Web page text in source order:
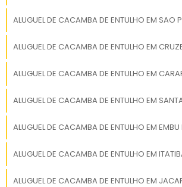
ambientais. Isso inclui a
para centros de reciclagem
destinação correta é
tem um impacto positivo
ALUGUEL DE CACAMBA DE ENTULHO EM SAO
ALUGUEL DE CACAMBA DE ENTULHO EM
ALUGUEL DE CACAMBA DE ENTULHO EM
ALUGUEL DE CACAMBA DE ENTULHO EM
ALUGUEL DE CACAMBA DE ENTULHO EM EMBU
ALUGUEL DE CACAMBA DE ENTULHO EM
ALUGUEL DE CACAMBA DE ENTULHO EM